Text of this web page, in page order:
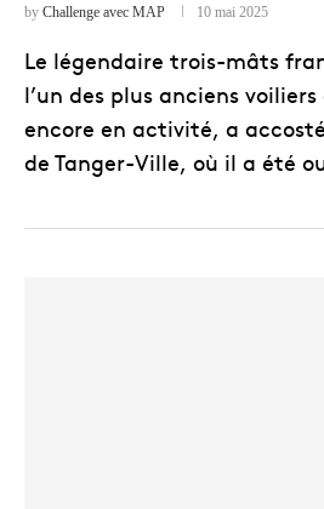
by Challenge avec MAP 10 mai 2025
Le légendaire trois-mâts
l’un des plus anciens
encore en activité, a
de Tanger-Ville, où il a été